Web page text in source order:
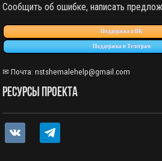
Сообщить об ошибке, написать
Поддержка в ВК
Поддержка в Телеграм
✉ Почта: nstshemalehelp@gmail.com
РЕСУРСЫ ПРОЕКТА
vkontakte telegram